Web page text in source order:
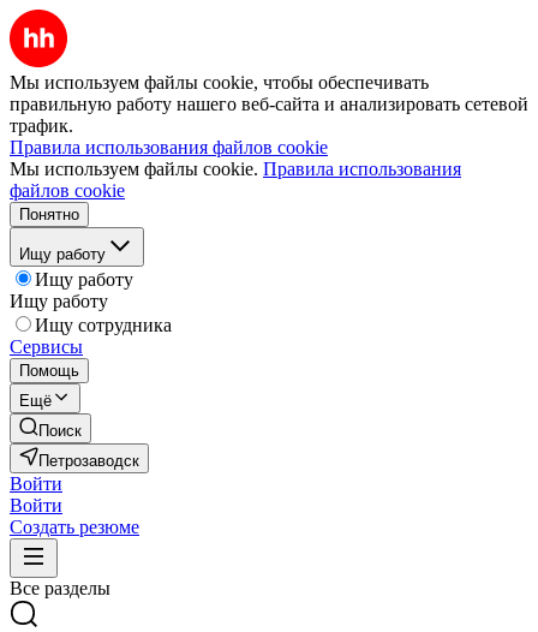
Мы используем файлы cookie, чтобы обеспечивать
правильную работу нашего веб-сайта и анализировать сетевой
трафик.
Правила использования файлов cookie
Мы используем файлы cookie. Правила использования
файлов cookie
Понятно
Ищу работу
Ищу работу
Ищу работу
Ищу сотрудника
Сервисы
Помощь
Ещё
Поиск
Петрозаводск
Войти
Войти
Создать резюме
Все разделы